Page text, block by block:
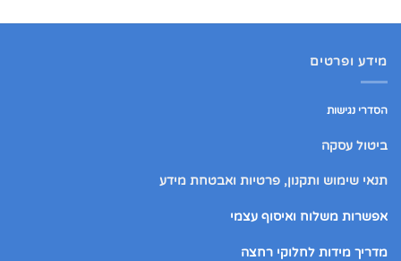
⁦₪ 59.99⁩
מידע ופרטים
הסדרי נגישות
ביטול עסקה
תנאי שימוש ותקנון, פרטיות ואבטחת מידע
אפשרות משלוח ואיסוף עצמי
מדריך מידות לחלוקי רחצה